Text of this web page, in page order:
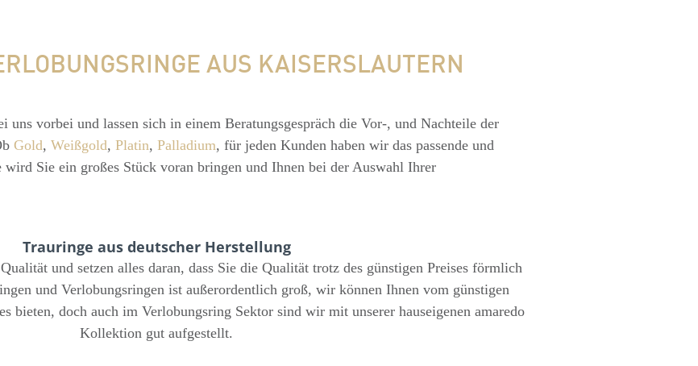
AUS KAISERSLAUTERN
uns vorbei und lassen sich in einem Beratungsgespräch die Vor-, und Nachteile der
Gold, Weißgold, Platin, Palladium, für jeden Kunden haben wir das passende und
Sie ein großes Stück voran bringen und Ihnen bei der Auswahl Ihrer
Trauringe aus deutscher Herstellung
und setzen alles daran, dass Sie die Qualität trotz des günstigen Preises förmlich
und Verlobungsringen ist außerordentlich groß, wir können Ihnen vom günstigen
bieten, doch auch im Verlobungsring Sektor sind wir mit unserer hauseigenen amaredo
Kollektion gut aufgestellt.